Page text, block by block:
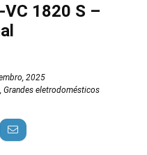
1820 S –
2025
Grandes eletrodomésticos